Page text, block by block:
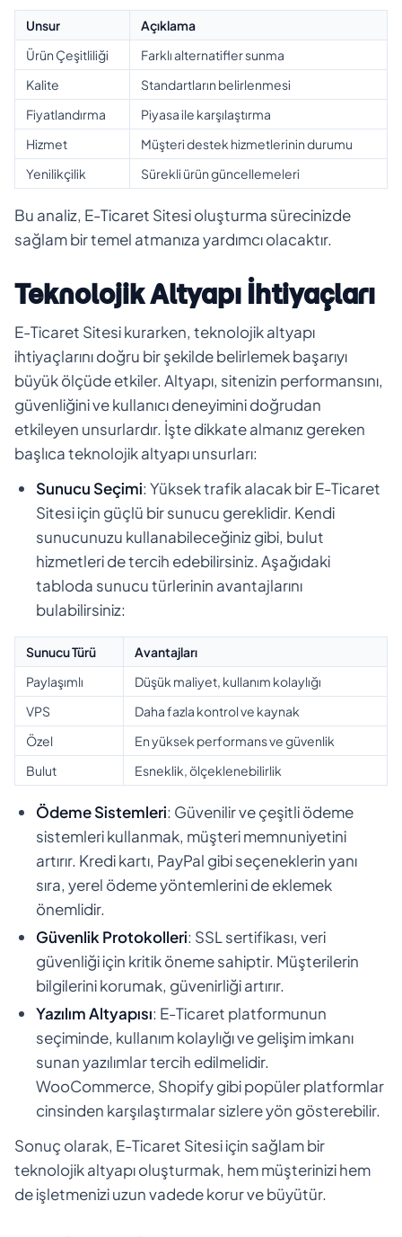
Unsur
Açıklama
Ürün Çeşitliliği
Farklı alternatifler sunma
Kalite
Standartların belirlenmesi
Fiyatlandırma
Piyasa ile karşılaştırma
Hizmet
Müşteri destek hizmetlerinin durumu
Yenilikçilik
Sürekli ürün güncellemeleri
Bu analiz, E-Ticaret Sitesi oluşturma sürecinizde
sağlam bir temel atmanıza yardımcı olacaktır.
Teknolojik Altyapı İhtiyaçları
E-Ticaret Sitesi kurarken, teknolojik altyapı
ihtiyaçlarını doğru bir şekilde belirlemek başarıyı
büyük ölçüde etkiler. Altyapı, sitenizin performansını,
güvenliğini ve kullanıcı deneyimini doğrudan
etkileyen unsurlardır. İşte dikkate almanız gereken
başlıca teknolojik altyapı unsurları:
Sunucu Seçimi: Yüksek trafik alacak bir E-Ticaret
Sitesi için güçlü bir sunucu gereklidir. Kendi
sunucunuzu kullanabileceğiniz gibi, bulut
hizmetleri de tercih edebilirsiniz. Aşağıdaki
tabloda sunucu türlerinin avantajlarını
bulabilirsiniz:
Sunucu Türü
Avantajları
Paylaşımlı
Düşük maliyet, kullanım kolaylığı
VPS
Daha fazla kontrol ve kaynak
Özel
En yüksek performans ve güvenlik
Bulut
Esneklik, ölçeklenebilirlik
Ödeme Sistemleri: Güvenilir ve çeşitli ödeme
sistemleri kullanmak, müşteri memnuniyetini
artırır. Kredi kartı, PayPal gibi seçeneklerin yanı
sıra, yerel ödeme yöntemlerini de eklemek
önemlidir.
Güvenlik Protokolleri: SSL sertifikası, veri
güvenliği için kritik öneme sahiptir. Müşterilerin
bilgilerini korumak, güvenirliği artırır.
Yazılım Altyapısı: E-Ticaret platformunun
seçiminde, kullanım kolaylığı ve gelişim imkanı
sunan yazılımlar tercih edilmelidir.
WooCommerce, Shopify gibi popüler platformlar
cinsinden karşılaştırmalar sizlere yön gösterebilir.
Sonuç olarak, E-Ticaret Sitesi için sağlam bir
teknolojik altyapı oluşturmak, hem müşterinizi hem
de işletmenizi uzun vadede korur ve büyütür.